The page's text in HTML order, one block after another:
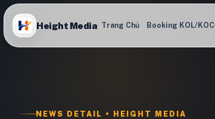
Height Media Trang Chủ Booking KOL/KOC
NEWS DETAIL • HEIGHT MEDIA